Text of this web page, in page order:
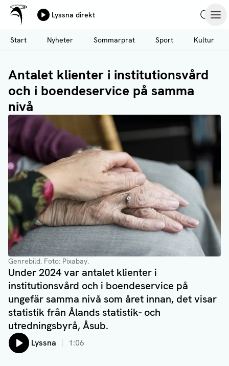
Hoppa
till
huvudinnehåll
Ålands Radio & TV
Lyssna direkt
Start
Nyheter Sommarprat Sport Kultur
Antalet klienter i institutionsvård
och i boendeservice på samma
nivå
Genrebild. Foto: Pixabay.
Under 2024 var antalet klienter i
institutionsvård och i boendeservice på
ungefär samma nivå som året innan, det visar
statistik från Ålands statistik- och
utredningsbyrå, Åsub.
Lyssna 1:06